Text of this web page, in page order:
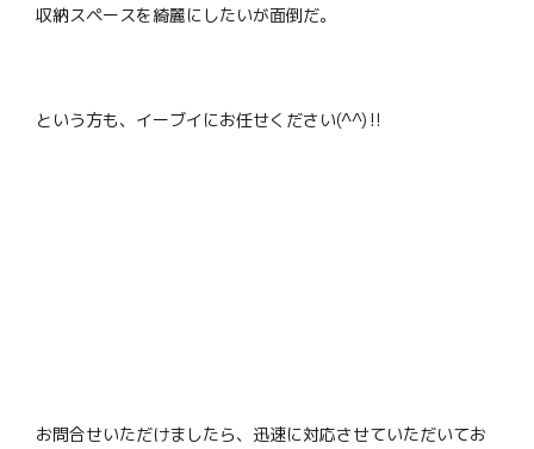
収納スペースを綺麗にしたいが面倒だ。
という方も、イーブイにお任せください(^^)‼
お問合せいただけましたら、迅速に対応させていただいてお